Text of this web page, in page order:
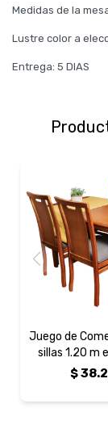
Medidas de la
Lustre color a
Entrega: 5 DIAS
Juego de
sillas 1.20 m
$